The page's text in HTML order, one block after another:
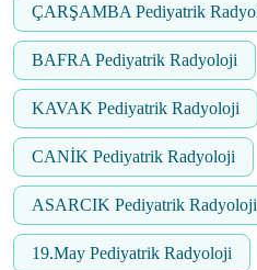
ÇARŞAMBA Pediyatrik
BAFRA Pediyatrik Radyoloji
KAVAK Pediyatrik Radyoloji
CANİK Pediyatrik Radyoloji
ASARCIK Pediyatrik Radyoloji
19.May Pediyatrik Radyoloji